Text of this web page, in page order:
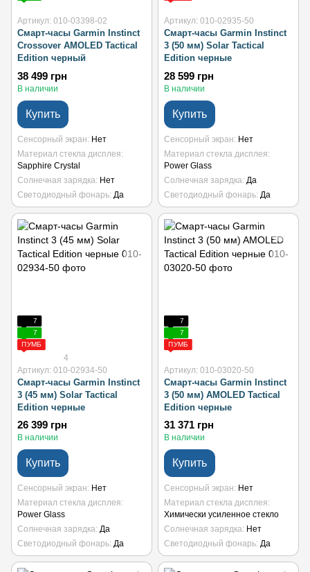
Артикул: 010-03398-02
Смарт-часы Garmin Instinct
Crossover AMOLED Tactical
Edition черный
38 499 грн
В наличии
Купить
Сенсорный экран Нет
Материал стекла дисплея
Sapphire Crystal
Солнечная зарядка Нет
Светодиодный фонарь Да
Артикул: 010-02935-50
Смарт-часы Garmin Instinct
3 (50 мм) Solar Tactical
Edition черные
28 599 грн
В наличии
Купить
Сенсорный экран Нет
Материал стекла дисплея
Power Glass
Солнечная зарядка Да
Светодиодный фонарь Да
7
7
ПУМБ
4
Артикул: 010-02934-50
Смарт-часы Garmin Instinct
3 (45 мм) Solar Tactical
Edition черные
26 399 грн
В наличии
Купить
Сенсорный экран
Нет
Материал стекла дисплея
Power Glass
Солнечная зарядка Да
Светодиодный фонарь Да
7
7
ПУМБ
Артикул: 010-03020-50
Смарт-часы Garmin Instinct
3 (50 мм) AMOLED Tactical
Edition черные
31 371 грн
В наличии
Купить
Сенсорный экран
Нет
Материал стекла дисплея
Химически усиленное стекло
Солнечная зарядка Нет
Светодиодный фонарь Да